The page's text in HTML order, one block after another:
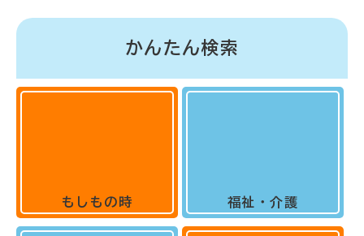
かんたん検索
もしもの時 福祉・介護